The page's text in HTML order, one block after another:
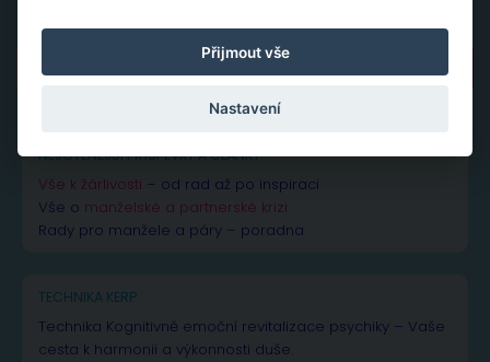
NEJČTENĚJŠÍ PŘÍSPĚVKY A ČLÁNKY
Vše k žárlivosti – od rad až po inspiraci
Vše o manželské a partnerské krizi
Rady pro manžele a páry – poradna
TECHNIKA KERP
Technika Kognitivně emoční revitalizace psychiky – Vaše
cesta k harmonii a výkonnosti duše.
Přijmout vše
Nastavení